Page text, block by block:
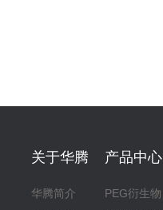
关于华腾
华腾简介
产品中心
PEG衍生物